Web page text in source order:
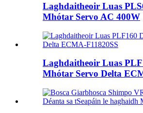
Laghdaitheoir Luas
Mhótar Servo AC 400W
Laghdaitheoir Luas
Mhótar Servo Delta